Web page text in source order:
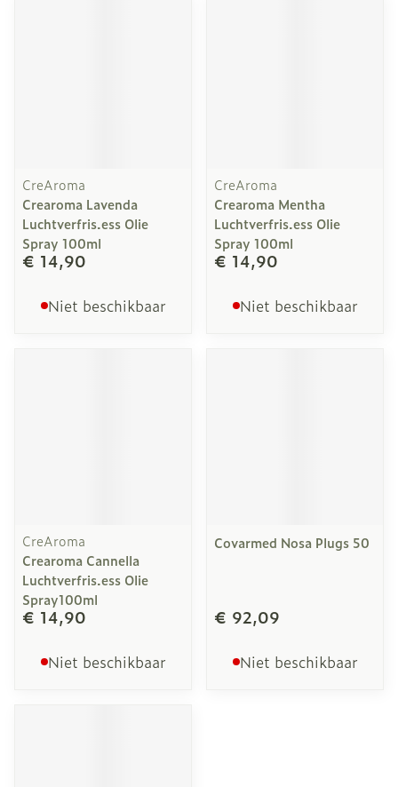
CreAroma
Crearoma Lavenda
Luchtverfris.ess Olie
Spray 100ml
€ 14,90
Niet beschikbaar
CreAroma
Crearoma Mentha
Luchtverfris.ess Olie
Spray 100ml
€ 14,90
Niet beschikbaar
CreAroma
Crearoma Cannella
Luchtverfris.ess Olie
Spray100ml
€ 14,90
Niet beschikbaar
Covarmed Nosa Plugs 50
€ 92,09
Niet beschikbaar